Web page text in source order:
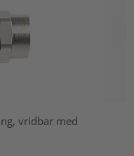
vridbar med